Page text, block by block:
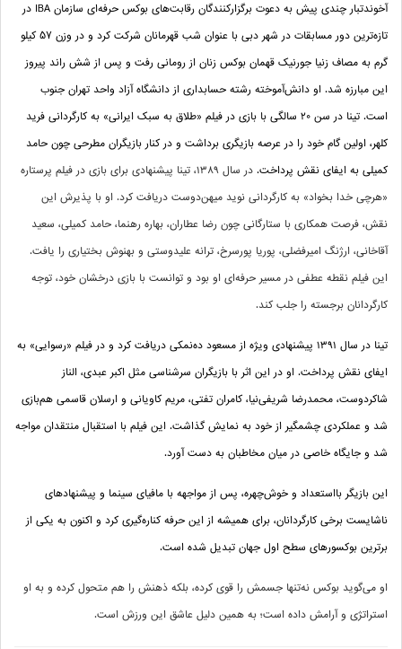
آخوندتبار چندی پیش به دعوت برگزارکنندگان رقابت‌های بوکس حرفه‌ای سازمان IBA در
تازه‌ترین دور مسابقات در شهر دبی با عنوان شب قهرمانان شرکت کرد و در وزن 57 کیلو
گرم به مصاف زنیا جورنیک قهمان بوکس زنان از رومانی رفت و پس از شش راند پیروز
این مبارزه شد. او دانش‌آموخته رشته حسابداری از دانشگاه آزاد واحد تهران جنوب
است. تینا در سن ۲۰ سالگی با بازی در فیلم «طلاق به سبک ایرانی» به کارگردانی فرید
کلهر، اولین گام خود را در عرصه بازیگری برداشت و در کنار بازیگران مطرحی چون حامد
کمیلی به ایفای نقش پرداخت. در سال ۱۳۸۹، تینا پیشنهادی برای بازی در فیلم پرستاره
«هرچی خدا بخواد» به کارگردانی نوید میهن‌دوست دریافت کرد. او با پذیرش این
نقش، فرصت همکاری با ستارگانی چون رضا عطاران، بهاره رهنما، حامد کمیلی، سعید
آقاخانی، ارژنگ امیرفضلی، پوریا پورسرخ، ترانه علیدوستی و بهنوش بختیاری را یافت.
این فیلم نقطه عطفی در مسیر حرفه‌ای او بود و توانست با بازی درخشان خود، توجه
کارگردانان برجسته را جلب کند.
تینا در سال ۱۳۹۱ پیشنهادی ویژه از مسعود ده‌نمکی دریافت کرد و در فیلم «رسوایی» به
ایفای نقش پرداخت. او در این اثر با بازیگران سرشناسی مثل اکبر عبدی، الناز
شاکردوست، محمدرضا شریفی‌نیا، کامران تفتی، مریم کاویانی و ارسلان قاسمی هم‌بازی
شد و عملکردی چشمگیر از خود به نمایش گذاشت. این فیلم با استقبال منتقدان مواجه
شد و جایگاه خاصی در میان مخاطبان به دست آورد.
این بازیگر بااستعداد و خوش‌چهره، پس از مواجهه با مافیای سینما و پیشنهادهای
ناشایست برخی کارگردانان، برای همیشه از این حرفه کناره‌گیری کرد و اکنون به یکی از
برترین بوکسورهای سطح اول جهان تبدیل شده است.
او می‌گوید بوکس نه‌تنها جسمش را قوی کرده، بلکه ذهنش را هم متحول کرده و به او
استراتژی و آرامش داده است؛ به همین دلیل عاشق این ورزش است.